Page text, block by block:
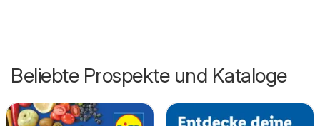
Beliebte Prospekte und Kataloge